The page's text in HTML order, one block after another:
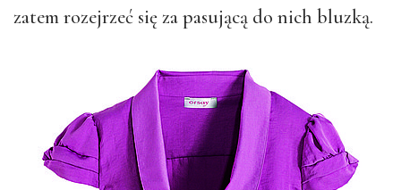
zatem rozejrzeć się za pasującą do nich bluzką.